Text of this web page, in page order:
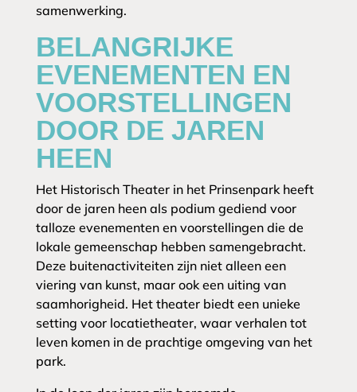
samenwerking.
BELANGRIJKE
EVENEMENTEN EN
VOORSTELLINGEN
DOOR DE JAREN
HEEN
Het Historisch Theater in het Prinsenpark heeft
door de jaren heen als podium gediend voor
talloze evenementen en voorstellingen die de
lokale gemeenschap hebben samengebracht.
Deze buitenactiviteiten zijn niet alleen een
viering van kunst, maar ook een uiting van
saamhorigheid. Het theater biedt een unieke
setting voor locatietheater, waar verhalen tot
leven komen in de prachtige omgeving van het
park.